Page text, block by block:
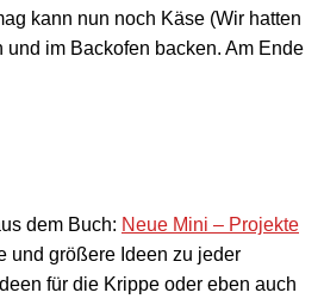
kann nun noch Käse (Wir hatten
im Backofen backen. Am Ende
dem Buch: Neue Mini – Projekte
und größere Ideen zu jeder
für die Krippe oder eben auch